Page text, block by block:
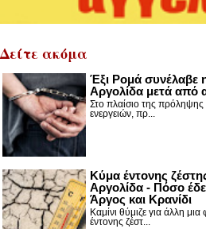
Δείτε ακόμα
Έξι Ρομά συνέλαβε
Αργολίδα μετά από
Στο πλαίσιο της πρόληψης
ενεργειών, πρ...
Κύμα έντονης
Αργολίδα - Πόσο
Άργος και Κρανίδι
Καμίνι θύμιζε για άλλη
έντονης ζέστ...